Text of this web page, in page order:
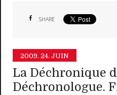
SHARE
2009. 24. JUIN
La Déchronique
Déchronologue.